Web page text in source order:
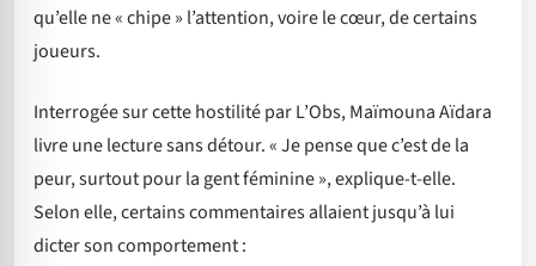
qu’elle ne « chipe » l’attention, voire le cœur, de certains
joueurs.
Interrogée sur cette hostilité par L’Obs, Maïmouna Aïdara
livre une lecture sans détour. « Je pense que c’est de la
peur, surtout pour la gent féminine », explique-t-elle.
Selon elle, certains commentaires allaient jusqu’à lui
dicter son comportement :